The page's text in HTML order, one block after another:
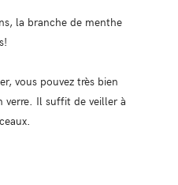
la branche de menthe
vous pouvez très bien
verre. Il suffit de veiller à